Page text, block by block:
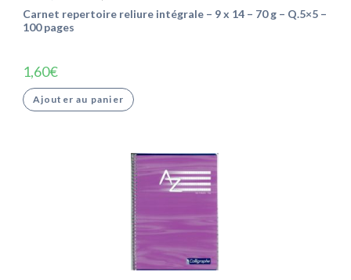
Carnet repertoire reliure intégrale – 9 x 14 – 70 g – Q.5×5 –
100 pages
1,60€
Ajouter au panier